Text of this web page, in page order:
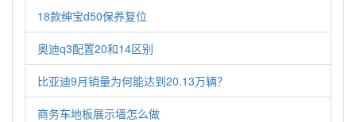
18款绅宝d50保养复位
奥迪q3配置20和14区别
比亚迪9月销量为何能达到20.13万辆？
商务车地板展示墙怎么做